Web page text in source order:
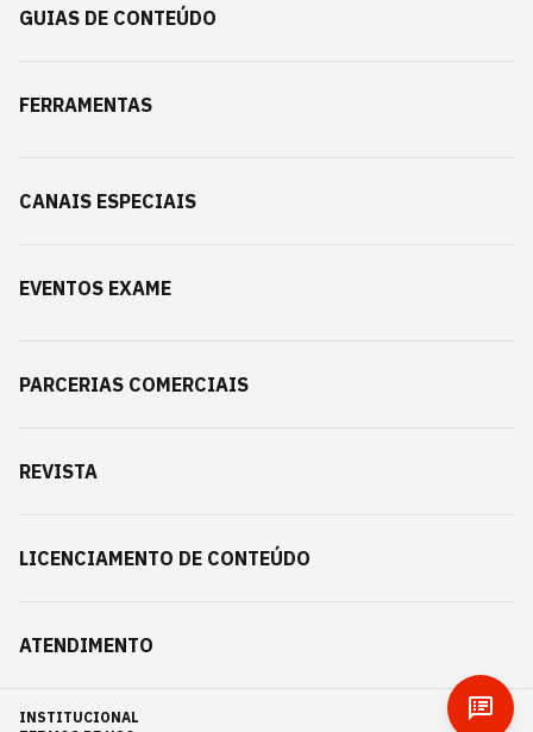
GUIAS DE CONTEÚDO
FERRAMENTAS
CANAIS ESPECIAIS
EVENTOS EXAME
PARCERIAS COMERCIAIS
REVISTA
LICENCIAMENTO DE CONTEÚDO
ATENDIMENTO
INSTITUCIONAL